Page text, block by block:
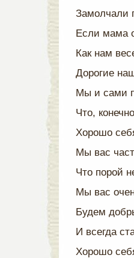
Замолчали
Если мама
Как нам
Дорогие
Мы и сами
Что,
Хорошо
Мы вас
Что порой
Мы вас
Будем
И всегда
Хорошо